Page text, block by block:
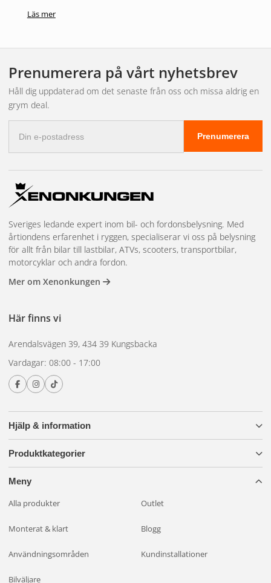
utvecklad för att bibehålla sin effektivitet även under
Den robusta designen gör rondellen till ett pålitligt val för allt
Passar flera olika polermaskiner
Meguiar’s® Professional Mikrofiberrondell är kompatibel
arbetsyta för effektiv bearbetning av lacken. Perfekt för dig
som vill kombinera hög prestanda med lång hållbarhet och
professionella resultat.
Läs mer
Prenumerera på vårt nyhetsbrev
Håll dig uppdaterad om det senaste från oss och missa aldrig en
grym deal.
postadress
Prenumerera
Hjälp & information
Produktkategorier
Meny
Alla produkter Outlet
Monterat & klart Blogg
Användningsområden Kundinstallationer
Bilväljare
Sveriges ledande expert inom bil- och fordonsbelysning. Med
årtiondens erfarenhet i ryggen, specialiserar vi oss på belysning
för allt från bilar till lastbilar, ATVs, scooters, transportbilar,
motorcyklar och andra fordon.
Mer om Xenonkungen
Här finns vi
Arendalsvägen 39, 434 39 Kungsbacka
Vardagar: 08:00 - 17:00